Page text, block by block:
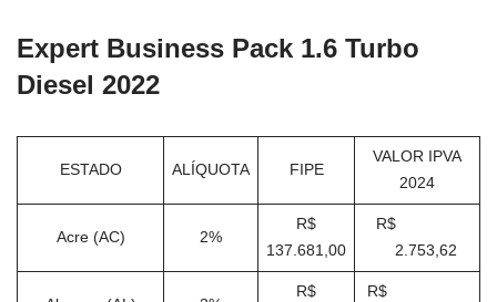
Expert Business Pack 1.6 Turbo
Diesel 2022
ESTADO ALÍQUOTA FIPE
VALOR IPVA
2024
Acre (AC) 2%
R$
137.681,00
R$
2.753,62
R$
R$